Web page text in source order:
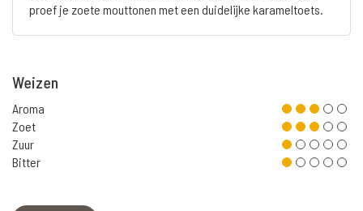
proef je zoete mouttonen met een duidelijke karameltoets.
Weizen
Aroma
Zoet
Zuur
Bitter